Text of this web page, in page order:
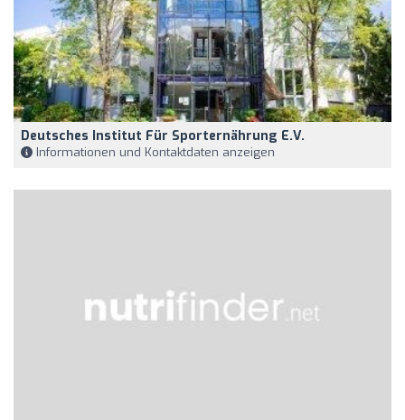
Deutsches Institut Für Sporternährung E.V.
Informationen und Kontaktdaten anzeigen